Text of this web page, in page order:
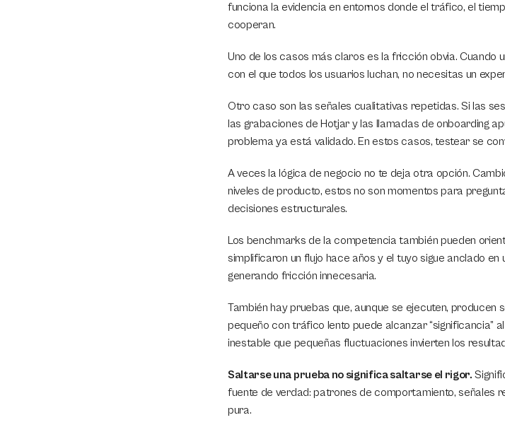
funciona la evidencia en entornos donde el tráfico, el
cooperan.
Uno de los casos más claros es la fricción obvia. Cuando
con el que todos los usuarios luchan, no necesitas un
Otro caso son las señales cualitativas repetidas. Si las
las grabaciones de Hotjar y las llamadas de onboarding
problema ya está validado. En estos casos, testear se
A veces la lógica de negocio no te deja otra opción.
niveles de producto, estos no son momentos para
decisiones estructurales.
Los benchmarks de la competencia también pueden
simplificaron un flujo hace años y el tuyo sigue anclado
generando fricción innecesaria.
También hay pruebas que, aunque se ejecuten, producen
pequeño con tráfico lento puede alcanzar “significancia”
inestable que pequeñas fluctuaciones invierten los
Saltarse una prueba no significa saltarse el rigor.
fuente de verdad: patrones de comportamiento, señales
pura.